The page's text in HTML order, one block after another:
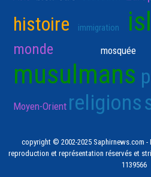
histoire immigration
monde mosquée
musulmans
Moyen-Orient religions
copyright © 2002-2025 Saphirnews.com -
reproduction et représentation réservés et
1139566